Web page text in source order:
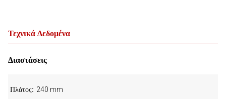
Τεχνικά Δεδομένα
Διαστάσεις
Πλάτος 240 mm